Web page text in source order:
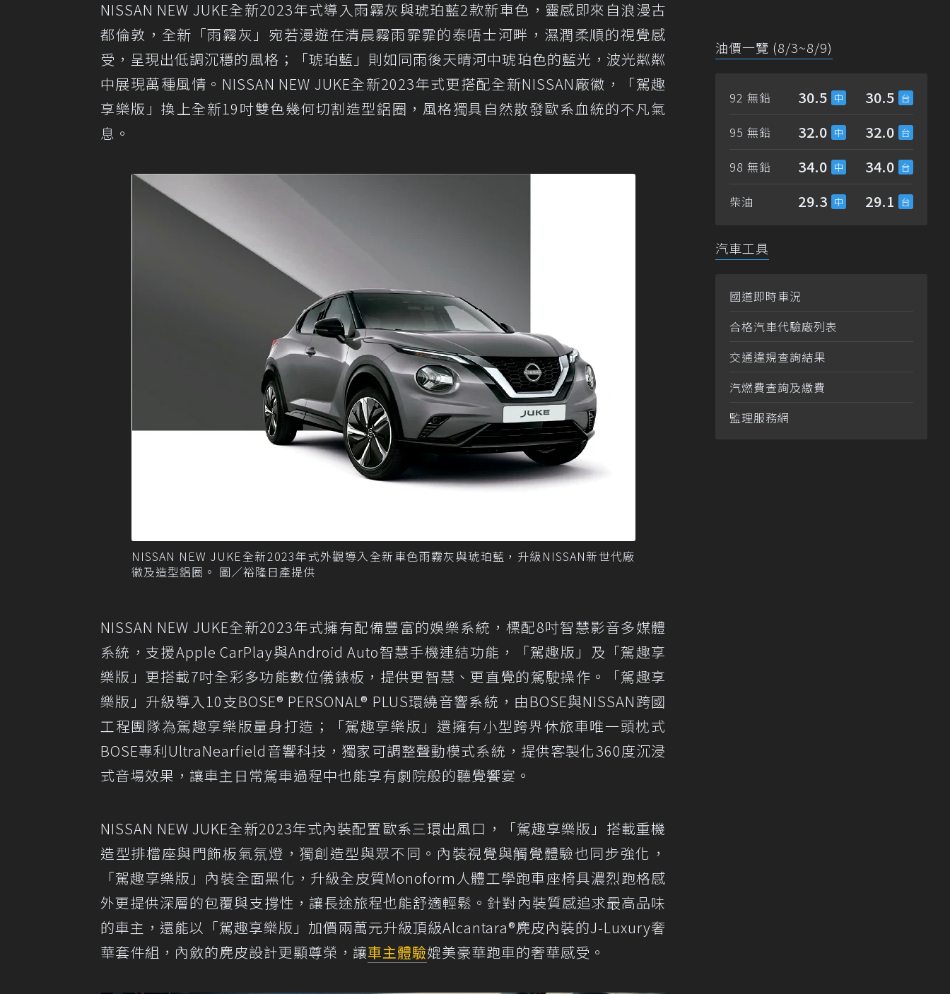
NISSAN NEW JUKE全新2023年式導入雨霧灰與琥珀藍2款新車色，靈感即來自浪漫古
都倫敦，全新「雨霧灰」宛若漫遊在清晨霧雨霏霏的泰唔士河畔，濕潤柔順的視覺感
受，呈現出低調沉穩的風格；「琥珀藍」則如同雨後天晴河中琥珀色的藍光，波光粼粼
中展現萬種風情。NISSAN NEW JUKE全新2023年式更搭配全新NISSAN廠徽，「駕趣
享樂版」換上全新19吋雙色幾何切割造型鋁圈，風格獨具自然散發歐系血統的不凡氣
息。
NISSAN NEW JUKE全新2023年式外觀導入全新車色雨霧灰與琥珀藍，升級NISSAN新世代廠
徽及造型鋁圈。 圖／裕隆日產提供
NISSAN NEW JUKE全新2023年式擁有配備豐富的娛樂系統，標配8吋智慧影音多媒體
系統，支援Apple CarPlay與Android Auto智慧手機連結功能，「駕趣版」及「駕趣享
樂版」更搭載7吋全彩多功能數位儀錶板，提供更智慧、更直覺的駕駛操作。「駕趣享
樂版」升級導入10支BOSE® PERSONAL® PLUS環繞音響系統，由BOSE與NISSAN跨國
工程團隊為駕趣享樂版量身打造；「駕趣享樂版」還擁有小型跨界休旅車唯一頭枕式
BOSE專利UltraNearfield音響科技，獨家可調整聲動模式系統，提供客製化360度沉浸
式音場效果，讓車主日常駕車過程中也能享有劇院般的聽覺饗宴。
NISSAN NEW JUKE全新2023年式內裝配置歐系三環出風口，「駕趣享樂版」搭載重機
造型排檔座與門飾板氣氛燈，獨創造型與眾不同。內裝視覺與觸覺體驗也同步強化，
「駕趣享樂版」內裝全面黑化，升級全皮質Monoform人體工學跑車座椅具濃烈跑格感
外更提供深層的包覆與支撐性，讓長途旅程也能舒適輕鬆。針對內裝質感追求最高品味
的車主，還能以「駕趣享樂版」加價兩萬元升級頂級Alcantara®麂皮內裝的J-Luxury奢
華套件組，內斂的麂皮設計更顯尊榮，讓車主體驗媲美豪華跑車的奢華感受。
油價一覽 (8/3~8/9)
92 無鉛 30.5 30.5
95 無鉛 32.0 32.0
98 無鉛 34.0 34.0
柴油 29.3 29.1
汽車工具
國道即時車況
合格汽車代驗廠列表
交通違規查詢結果
汽燃費查詢及繳費
監理服務網